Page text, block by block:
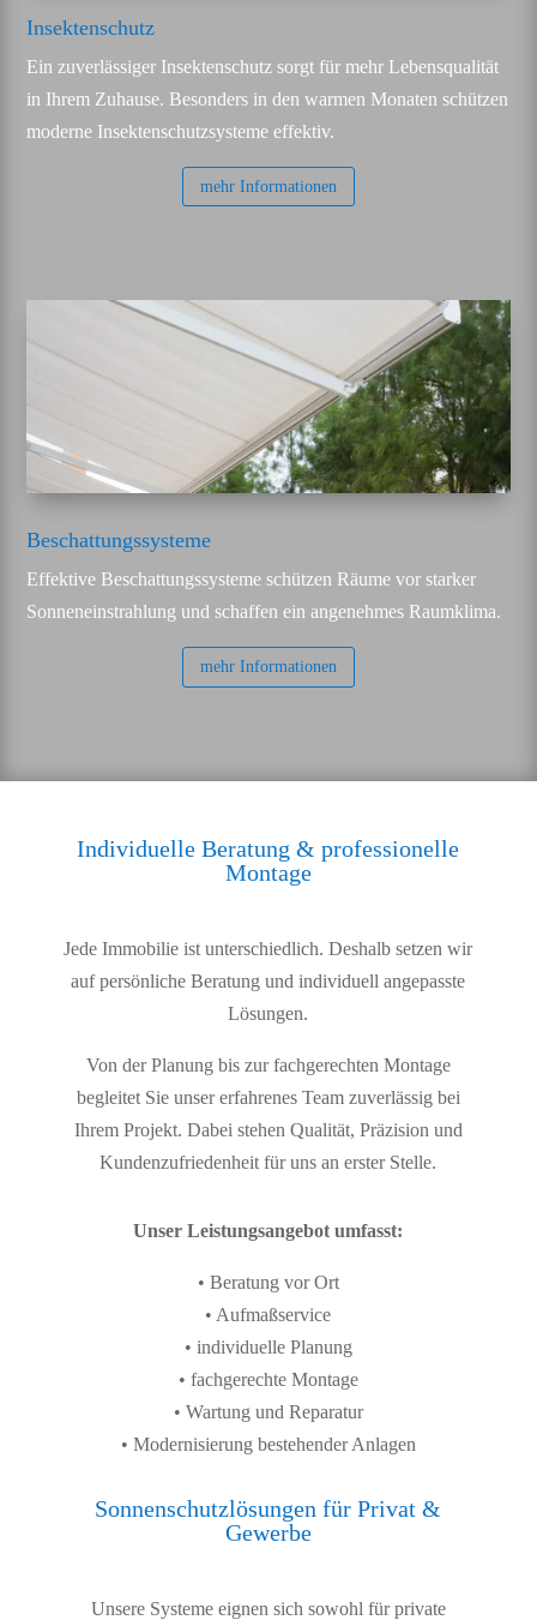
Insektenschutz
Ein zuverlässiger Insektenschutz sorgt für mehr Lebensqualität
in Ihrem Zuhause. Besonders in den warmen Monaten schützen
moderne Insektenschutzsysteme effektiv.
mehr Informationen
Beschattungssysteme
Effektive Beschattungssysteme schützen Räume vor starker
Sonneneinstrahlung und schaffen ein angenehmes Raumklima.
mehr Informationen
Individuelle Beratung & professionelle
Montage
Jede Immobilie ist unterschiedlich. Deshalb setzen wir
auf persönliche Beratung und individuell angepasste
Lösungen.
Von der Planung bis zur fachgerechten Montage
begleitet Sie unser erfahrenes Team zuverlässig bei
Ihrem Projekt. Dabei stehen Qualität, Präzision und
Kundenzufriedenheit für uns an erster Stelle.
Unser Leistungsangebot umfasst:
• Beratung vor Ort
• Aufmaßservice
• individuelle Planung
• fachgerechte Montage
• Wartung und Reparatur
• Modernisierung bestehender Anlagen
Sonnenschutzlösungen für Privat &
Gewerbe
Unsere Systeme eignen sich sowohl für private